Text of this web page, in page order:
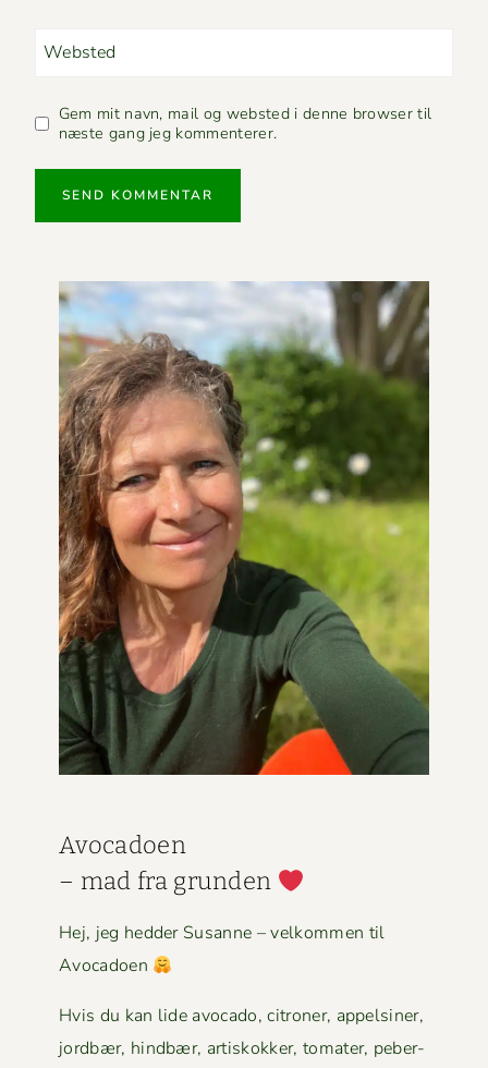
Websted
Gem mit navn, mail og websted i denne browser til
næste gang jeg kommenterer.
Avo­ca­doen
– mad fra grun­den
Hej, jeg hed­der Susanne – velkom­men til
Avocadoen
Hvis du kan lide avo­ca­do, cit­roner, appelsin­er,
jord­bær, hind­bær, artiskokker, tomater, peber­